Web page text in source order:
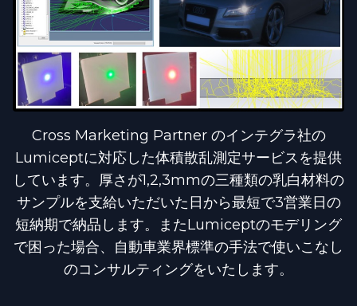
Cross Marketing Partner のインテグラ社の
Lumiceptに対応した体積散乱測定サービスを提供
しています。厚さが1,2,3mmの三種類の乳白材料の
サンプルを支給いただいた日から最短で3営業日の
短納期で納品します。またLumiceptのモデリング
で困った場合、自動車業界標準の手法で使いこなし
のコンサルティングをいたします。